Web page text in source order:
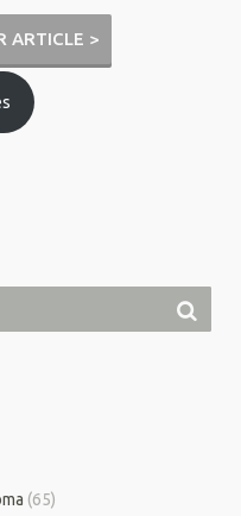
ARTICLE >
(65)